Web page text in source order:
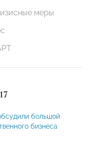
меры
большой
бизнеса